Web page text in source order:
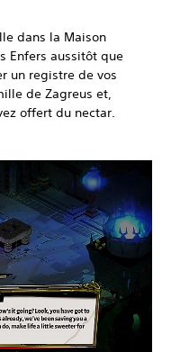
dans la Maison
Enfers aussitôt que
un registre de vos
de Zagreus et,
offert du nectar.